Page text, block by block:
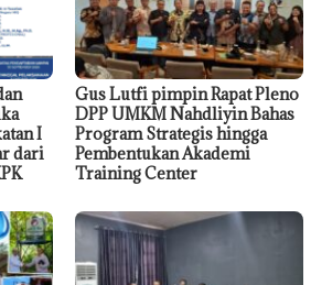
I
dari
Gus Lutfi pimpin Rapat Pleno
DPP UMKM Nahdliyin Bahas
Program Strategis hingga
Pembentukan Akademi
Training Center